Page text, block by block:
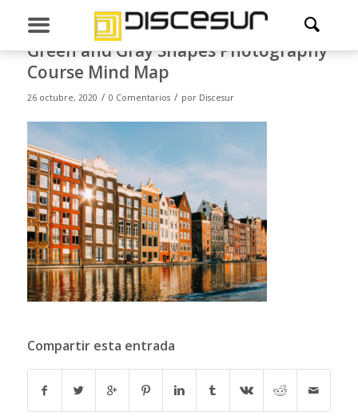
Green and Gray Shapes Photography
Course Mind Map
26 octubre, 2020 / 0 Comentarios / por Discesur
Compartir esta entrada